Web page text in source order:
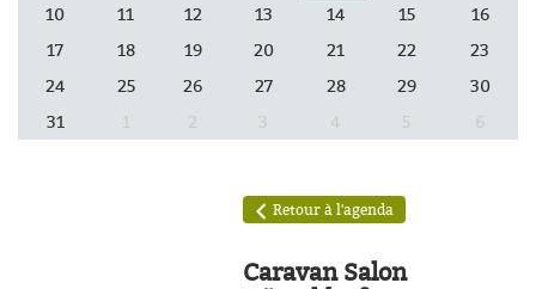
10
11 12 13 14 15
16
17
18 19 20 21 22
23
24
25 26 27 28 29
30
31
1 2 3 4 5 6
Retour à l'agenda
Caravan Salon